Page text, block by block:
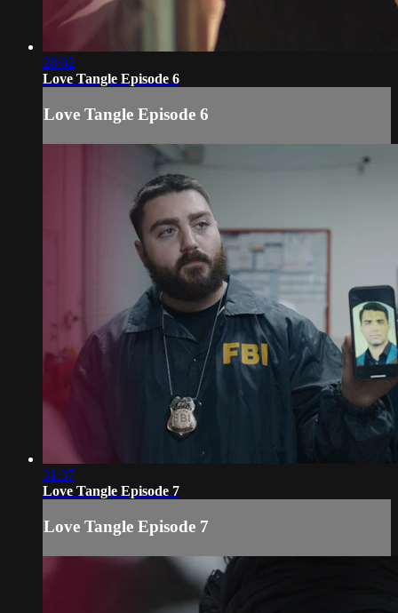
28:02
Love Tangle Episode 6
Love Tangle Episode 6
31:37
Love Tangle Episode 7
Love Tangle Episode 7